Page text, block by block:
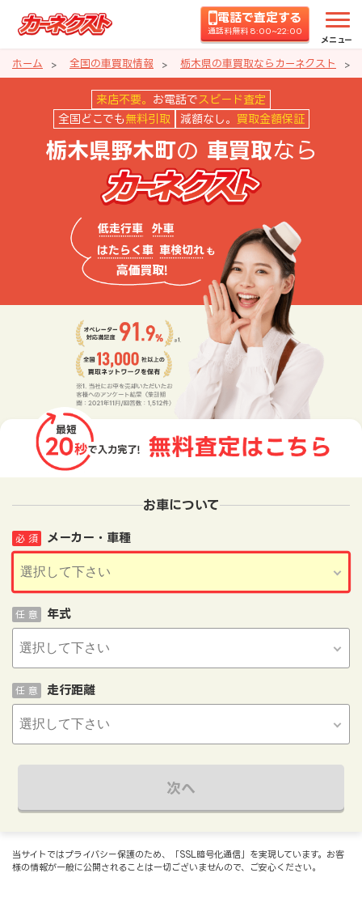
電話で査定する
通話料無料 8:00~22:00
メニュー
ホーム 全国の車買取情報 栃木県の車買取ならカーネクスト
栃木県野木町の車買取ならカー
来店不要。 お電話で スピード査定
全国どこでも 無料引取 減額なし。 買取金額保証
栃木県野木町の 車買取なら
お車について
メーカー・車種
必 須
年式
任 意
走行距離
任 意
次へ
当サイトではプライバシー保護のため、「SSL暗号化通信」を実現しています。お客
様の情報が一般に公開されることは一切ございませんので、ご安心ください。